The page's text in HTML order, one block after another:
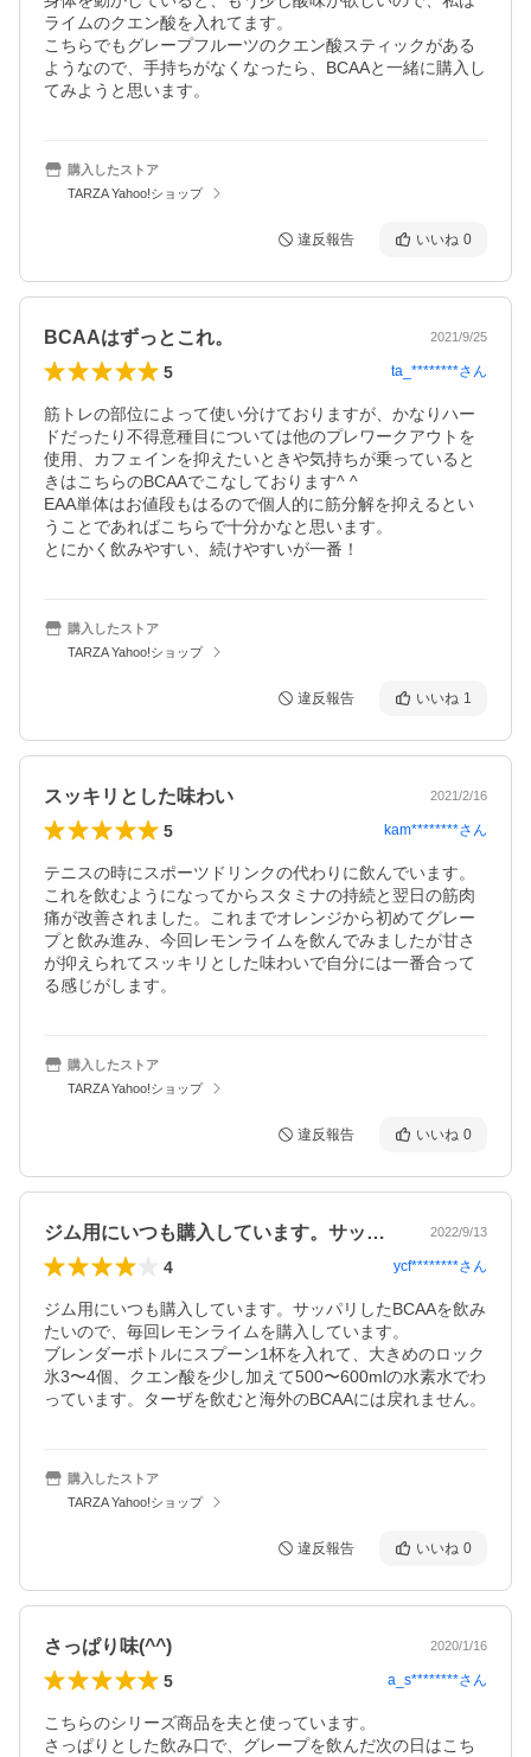
ライムのクエン酸を入れてます。
こちらでもグレープフルーツのクエン酸スティックがある
ようなので、手持ちがなくなったら、BCAAと一緒に購入し
てみようと思います。
購入したストア
TARZA Yahoo!ショップ
違反報告 いいね 0
BCAAはずっとこれ。 2021/9/25
5 ta_********さん
筋トレの部位によって使い分けておりますが、かなりハー
ドだったり不得意種目については他のプレワークアウトを
使用、カフェインを抑えたいときや気持ちが乗っていると
きはこちらのBCAAでこなしております^ ^
EAA単体はお値段もはるので個人的に筋分解を抑えるとい
うことであればこちらで十分かなと思います。
とにかく飲みやすい、続けやすいが一番！
購入したストア
TARZA Yahoo!ショップ
違反報告 いいね 1
スッキリとした味わい 2021/2/16
5 kam********さん
テニスの時にスポーツドリンクの代わりに飲んでいます。
これを飲むようになってからスタミナの持続と翌日の筋肉
痛が改善されました。これまでオレンジから初めてグレー
プと飲み進み、今回レモンライムを飲んでみましたが甘さ
が抑えられてスッキリとした味わいで自分には一番合って
る感じがします。
購入したストア
TARZA Yahoo!ショップ
違反報告 いいね 0
ジム用にいつも購入しています。サッパリ… 2022/9/13
4 ycf********さん
ジム用にいつも購入しています。サッパリしたBCAAを飲み
たいので、毎回レモンライムを購入しています。
ブレンダーボトルにスプーン1杯を入れて、大きめのロック
氷3〜4個、クエン酸を少し加えて500〜600mlの水素水でわ
っています。ターザを飲むと海外のBCAAには戻れません。
購入したストア
TARZA Yahoo!ショップ
違反報告 いいね 0
さっぱり味(^^) 2020/1/16
5 a_s********さん
こちらのシリーズ商品を夫と使っています。
さっぱりとした飲み口で、グレープを飲んだ次の日はこち